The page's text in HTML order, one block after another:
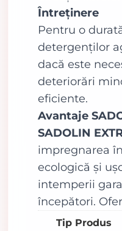
Întreținere
Pentru o
detergenților
dacă este
deteriorări
eficiente.
Avantaje
SADOLIN
impregnarea
ecologică și
intemperii
începători.
Tip Produs